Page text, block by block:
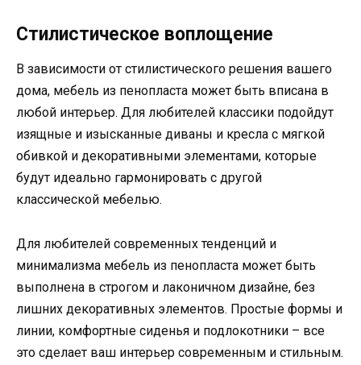
Стилистическое воплощение
В зависимости от стилистического решения вашего
дома, мебель из пенопласта может быть вписана в
любой интерьер. Для любителей классики подойдут
изящные и изысканные диваны и кресла с мягкой
обивкой и декоративными элементами, которые
будут идеально гармонировать с другой
классической мебелью.
Для любителей современных тенденций и
минимализма мебель из пенопласта может быть
выполнена в строгом и лаконичном дизайне, без
лишних декоративных элементов. Простые формы и
линии, комфортные сиденья и подлокотники – все
это сделает ваш интерьер современным и стильным.